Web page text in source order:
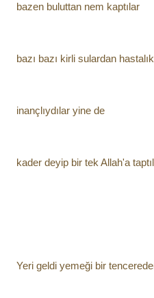
bazen buluttan nem kaptılar
bazı bazı kirli sulardan hastalık
inançlıydılar yine de
kader deyip bir tek Allah'a
Yeri geldi yemeği bir